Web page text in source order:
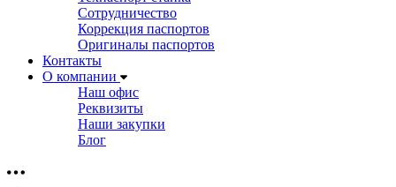
Сотрудничество
Коррекция паспортов
Оригиналы паспортов
Контакты
О компании
Наш офис
Реквизиты
Наши закупки
Блог